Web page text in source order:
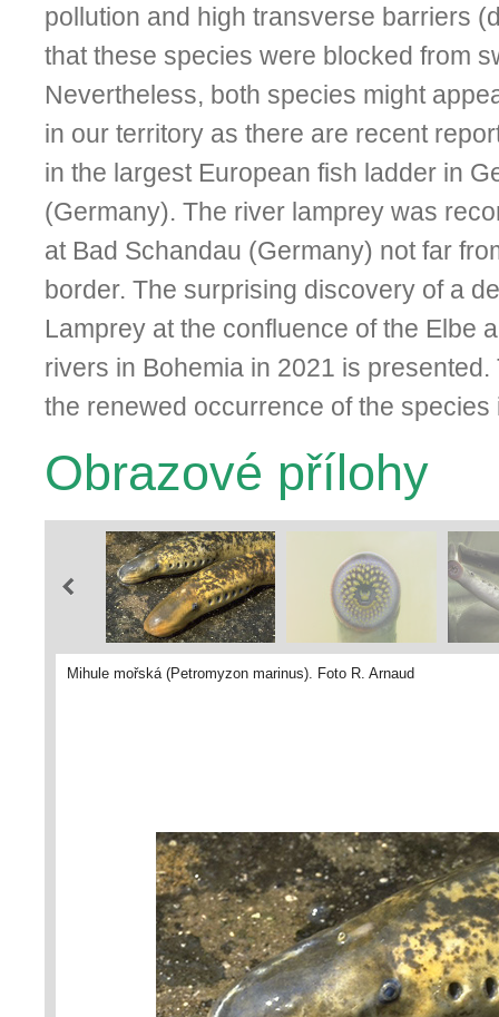
pollution and high transverse barriers
that these species were blocked from
Nevertheless, both species might
in our territory as there are recent
in the largest European fish ladder in
(Germany). The river lamprey was
at Bad Schandau (Germany) not far
border. The surprising discovery of a
Lamprey at the confluence of the Elbe
rivers in Bohemia in 2021 is
the renewed occurrence of the species
Obrazové přílohy
Mihule mořská (Petromyzon marinus). Foto R. Arnaud